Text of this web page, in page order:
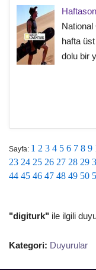
National
hafta
dolu bir
Sayfa: 1 2 3 4 5 6 7 8 9
23 24 25 26 27 28 29
44 45 46 47 48 49 50
"digiturk" ile ilgili
Kategori: Duyurular